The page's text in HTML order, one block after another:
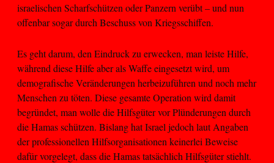
israelischen Scharfschützen oder Panzern verübt – und nun
offenbar sogar durch Beschuss von Kriegsschiffen.
Es geht darum, den Eindruck zu erwecken, man leiste Hilfe,
während diese Hilfe aber als Waffe eingesetzt wird, um
demografische Veränderungen herbeizuführen und noch mehr
Menschen zu töten. Diese gesamte Operation wird damit
begründet, man wolle die Hilfsgüter vor Plünderungen durch
die Hamas schützen. Bislang hat Israel jedoch laut Angaben
der professionellen Hilfsorganisationen keinerlei Beweise
dafür vorgelegt, dass die Hamas tatsächlich Hilfsgüter stiehlt.